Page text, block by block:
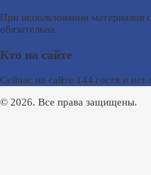
При использовании материалов
обязательна.
Кто на сайте
Сейчас на сайте 144 гостя и нет
© 2026. Все права защищены.